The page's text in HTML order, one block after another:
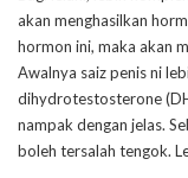
akan menghasilkan
hormon ini, maka akan
Awalnya saiz penis ni
dihydrotestosterone
nampak dengan jelas.
boleh tersalah tengok.